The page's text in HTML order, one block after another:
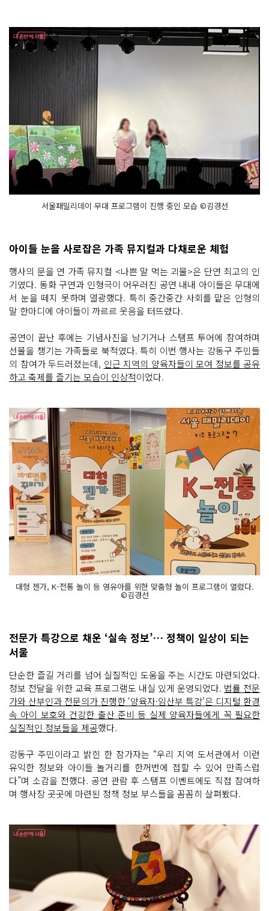
서울패밀리데이 무대 프로그램이 진행 중인 모습 ©김경선
아이들 눈을 사로잡은 가족 뮤지컬과 다채로운 체험
행사의 문을 연 가족 뮤지컬 <나쁜 말 먹는 괴물>은 단연 최고의 인
기였다. 동화 구연과 인형극이 어우러진 공연 내내 아이들은 무대에
서 눈을 떼지 못하며 열광했다. 특히 중간중간 사회를 맡은 인형의
말 한마디에 아이들이 까르르 웃음을 터뜨렸다.
공연이 끝난 후에는 기념사진을 남기거나 스탬프 투어에 참여하며
선물을 챙기는 가족들로 북적였다. 특히 이번 행사는 강동구 주민들
의 참여가 두드러졌는데, 인근 지역의 양육자들이 모여 정보를 공유
하고 축제를 즐기는 모습이 인상적이었다.
대형 젠가, K-전통 놀이 등 영유아를 위한 맞춤형 놀이 프로그램이 열렸다.
©김경선
전문가 특강으로 채운 ‘실속 정보’… 정책이 일상이 되는
서울
단순한 즐길 거리를 넘어 실질적인 도움을 주는 시간도 마련되었다.
정보 전달을 위한 교육 프로그램도 내실 있게 운영되었다. 법률 전문
가와 산부인과 전문의가 진행한 ‘양육자·임산부 특강’은 디지털 환경
속 아이 보호와 건강한 출산 준비 등 실제 양육자들에게 꼭 필요한
실질적인 정보들을 제공했다.
강동구 주민이라고 밝힌 한 참가자는 “우리 지역 도서관에서 이런
유익한 정보와 아이들 놀거리를 한꺼번에 접할 수 있어 만족스럽
다”며 소감을 전했다. 공연 관람 후 스탬프 이벤트에도 직접 참여하
며 행사장 곳곳에 마련된 정책 정보 부스들을 꼼꼼히 살펴봤다.